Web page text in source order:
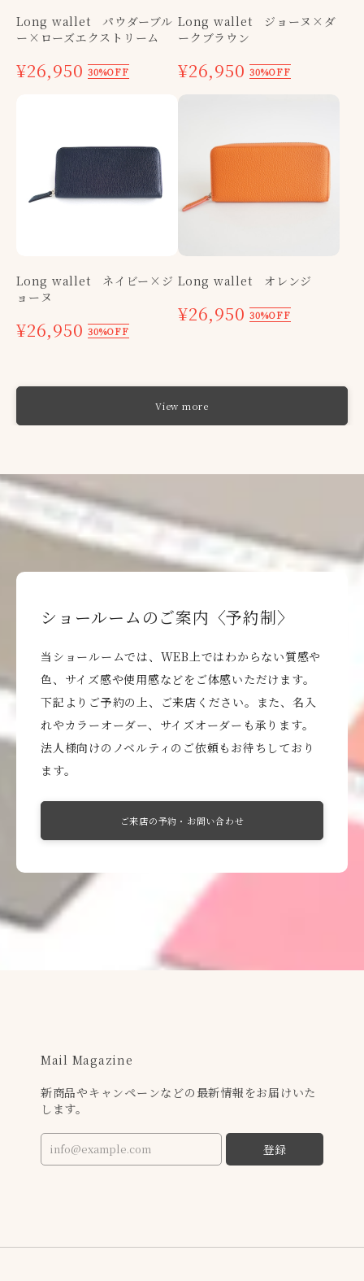
Long wallet パウダーブル
ー×ローズエクストリーム
¥26,950 30%OFF
Long wallet ジョーヌ×ダ
ークブラウン
¥26,950 30%OFF
Long wallet ネイビー×ジ
ョーヌ
¥26,950 30%OFF
Long wallet オレンジ
¥26,950 30%OFF
View more
ショールームのご案内〈予約制〉
当ショールームでは、WEB上ではわからない質感や
色、サイズ感や使用感などをご体感いただけます。
下記よりご予約の上、ご来店ください。また、名入
れやカラーオーダー、サイズオーダーも承ります。
法人様向けのノベルティのご依頼もお待ちしており
ます。
ご来店の予約・お問い合わせ
Mail Magazine
新商品やキャンペーンなどの最新情報をお届けいた
します。
登録